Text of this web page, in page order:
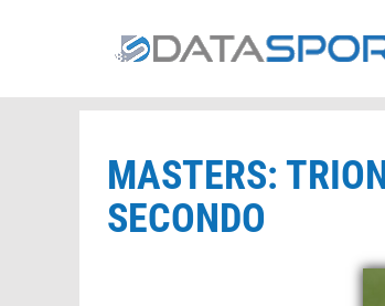
MASTERS:
SECONDO